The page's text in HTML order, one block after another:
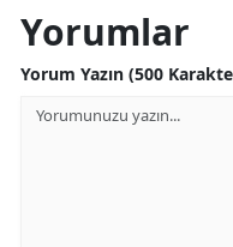
Yorumlar
Yorum Yazın (500